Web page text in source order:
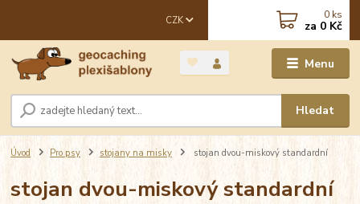
Menu
CZK
Hledat
0 ks
za 0 Kč
Úvod Pro psy stojany na misky stojan dvou-miskový standardní
stojan dvou-miskový standardní